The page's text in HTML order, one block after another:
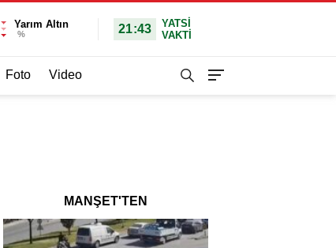
Yarım Altın
% 21:43
YATSI
VAKTİ
Foto Video
MANŞET'TEN